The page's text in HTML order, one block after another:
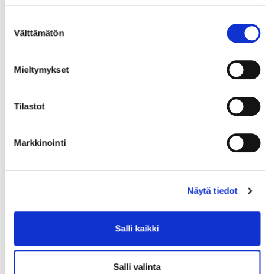
valinta
Välttämätön
Mieltymykset
Tilastot
Markkinointi
Näytä tiedot
Salli kaikki
Salli valinta
Will
3. KENTTÄ